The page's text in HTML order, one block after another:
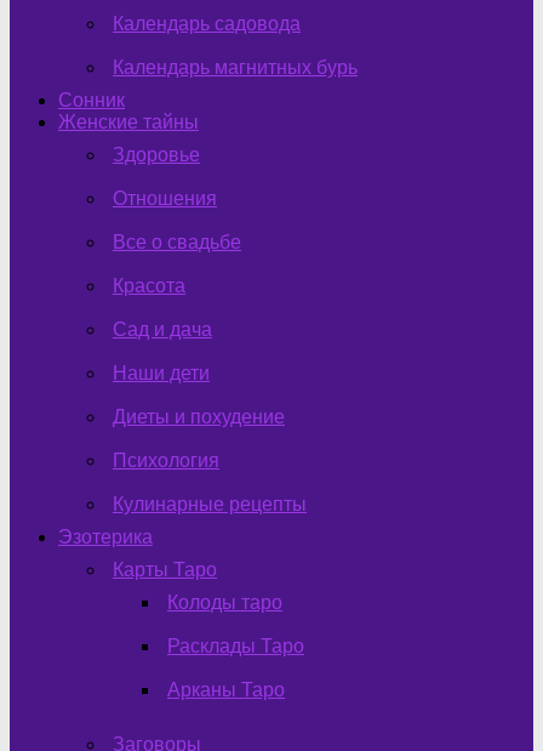
Календарь садовода
Календарь магнитных бурь
Сонник
Женские тайны
Здоровье
Отношения
Все о свадьбе
Красота
Сад и дача
Наши дети
Диеты и похудение
Психология
Кулинарные рецепты
Эзотерика
Карты Таро
Колоды таро
Расклады Таро
Арканы Таро
Заговоры